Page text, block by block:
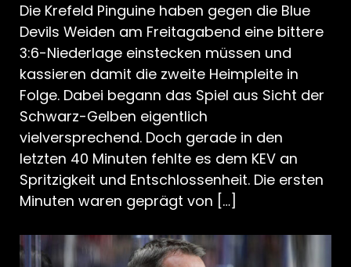
Die Krefeld Pinguine haben gegen die Blue
Devils Weiden am Freitagabend eine bittere
3:6-Niederlage einstecken müssen und
kassieren damit die zweite Heimpleite in
Folge. Dabei begann das Spiel aus Sicht der
Schwarz-Gelben eigentlich
vielversprechend. Doch gerade in den
letzten 40 Minuten fehlte es dem KEV an
Spritzigkeit und Entschlossenheit. Die ersten
Minuten waren geprägt von […]